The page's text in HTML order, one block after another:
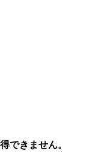
できません。